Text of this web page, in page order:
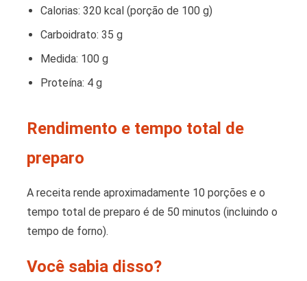
Calorias: 320 kcal (porção de 100 g)
Carboidrato: 35 g
Medida: 100 g
Proteína: 4 g
Rendimento e tempo total de
preparo
A receita rende aproximadamente 10 porções e o
tempo total de preparo é de 50 minutos (incluindo o
tempo de forno).
Você sabia disso?